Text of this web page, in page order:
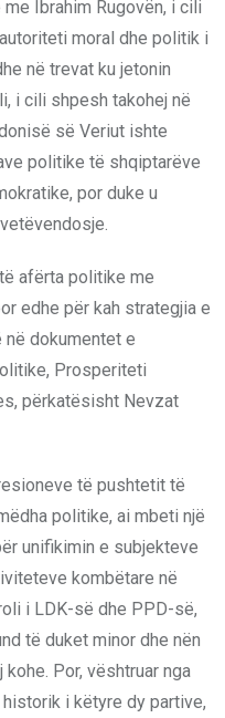
Ibrahim Rugovën, i cili
moral dhe politik i
në trevat ku jetonin
i cili shpesh takohej në
së Veriut ishte
politike të shqiptarëve
por duke u
afërta politike me
edhe për kah strategjia e
dokumentet e
Prosperiteti
përkatësisht Nevzat
të pushtetit të
politike, ai mbeti një
unifikimin e subjekteve
kombëtare në
i LDK-së dhe PPD-së,
të duket minor dhe nën
Por, vështruar nga
i këtyre dy partive,